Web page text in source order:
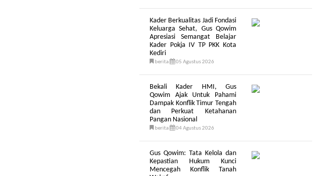
Kader Berkualitas Jadi Fondasi
Keluarga Sehat, Gus Qowim
Apresiasi Semangat Belajar
Kader Pokja IV TP PKK Kota
Kediri
berita 05 Agustus 2026
Bekali Kader HMI, Gus
Qowim Ajak Untuk Pahami
Dampak Konflik Timur Tengah
dan Perkuat Ketahanan
Pangan Nasional
berita 04 Agustus 2026
Gus Qowim: Tata Kelola dan
Kepastian Hukum Kunci
Mencegah Konflik Tanah